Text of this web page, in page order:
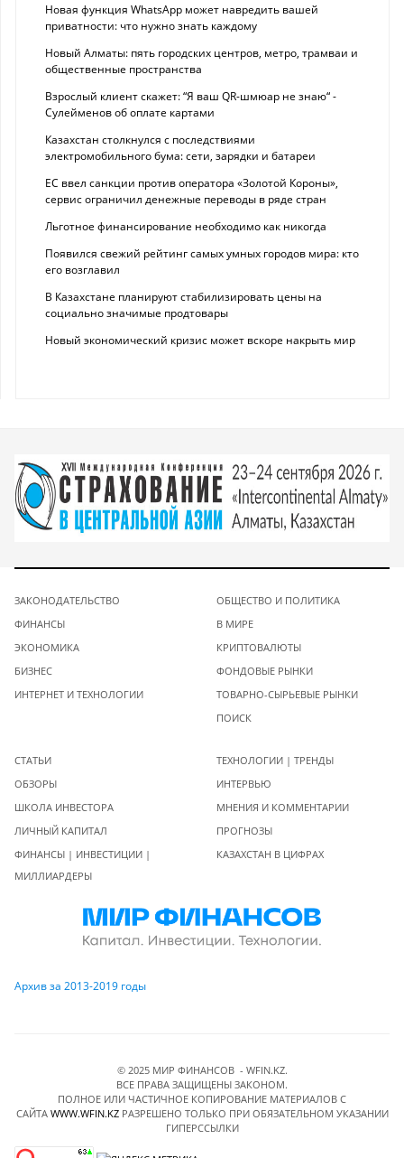
Новая функция WhatsApp может навредить вашей
приватности: что нужно знать каждому
Новый Алматы: пять городских центров, метро, трамваи и
общественные пространства
Взрослый клиент скажет: “Я ваш QR-шмюар не знаю“ -
Сулейменов об оплате картами
Казахстан столкнулся с последствиями
электромобильного бума: сети, зарядки и батареи
ЕС ввел санкции против оператора «Золотой Короны»,
сервис ограничил денежные переводы в ряде стран
Льготное финансирование необходимо как никогда
Появился свежий рейтинг самых умных городов мира: кто
его возглавил
В Казахстане планируют стабилизировать цены на
социально значимые продтовары
Новый экономический кризис может вскоре накрыть мир
ЗАКОНОДАТЕЛЬСТВО
ФИНАНСЫ
ЭКОНОМИКА
БИЗНЕС
ИНТЕРНЕТ И ТЕХНОЛОГИИ
ОБЩЕСТВО И ПОЛИТИКА
В МИРЕ
КРИПТОВАЛЮТЫ
ФОНДОВЫЕ РЫНКИ
ТОВАРНО-СЫРЬЕВЫЕ РЫНКИ
ПОИСК
СТАТЬИ
ОБЗОРЫ
ШКОЛА ИНВЕСТОРА
ЛИЧНЫЙ КАПИТАЛ
ФИНАНСЫ | ИНВЕСТИЦИИ |
МИЛЛИАРДЕРЫ
ТЕХНОЛОГИИ | ТРЕНДЫ
ИНТЕРВЬЮ
МНЕНИЯ И КОММЕНТАРИИ
ПРОГНОЗЫ
КАЗАХСТАН В ЦИФРАХ
Архив за 2013-2019 годы
© 2025 МИР ФИНАНСОВ - WFIN.KZ.
ВСЕ ПРАВА ЗАЩИЩЕНЫ ЗАКОНОМ.
ПОЛНОЕ ИЛИ ЧАСТИЧНОЕ КОПИРОВАНИЕ МАТЕРИАЛОВ C
САЙТА WWW.WFIN.KZРАЗРЕШЕНО ТОЛЬКО ПРИ ОБЯЗАТЕЛЬНОМ УКАЗАНИИ
ГИПЕРССЫЛКИ